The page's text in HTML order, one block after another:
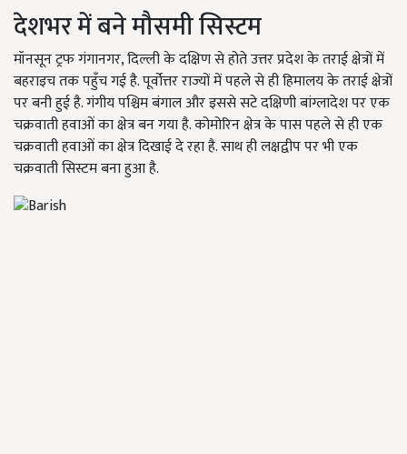
देशभर में बने मौसमी सिस्टम
मॉनसून ट्रफ गंगानगर, दिल्ली के दक्षिण से होते उत्तर प्रदेश के तराई क्षेत्रों में
बहराइच तक पहुँच गई है. पूर्वोत्तर राज्यों में पहले से ही हिमालय के तराई क्षेत्रों
पर बनी हुई है. गंगीय पश्चिम बंगाल और इससे सटे दक्षिणी बांग्लादेश पर एक
चक्रवाती हवाओं का क्षेत्र बन गया है. कोमोरिन क्षेत्र के पास पहले से ही एक
चक्रवाती हवाओं का क्षेत्र दिखाई दे रहा है. साथ ही लक्षद्वीप पर भी एक
चक्रवाती सिस्टम बना हुआ है.